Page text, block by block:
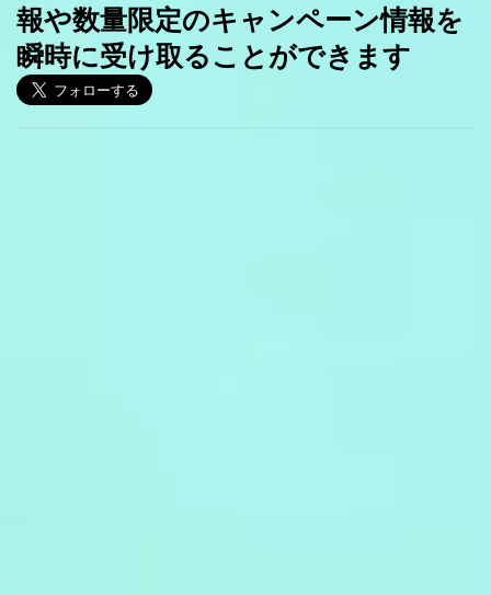
報や数量限定のキャンペーン情報を
瞬時に受け取ることができます